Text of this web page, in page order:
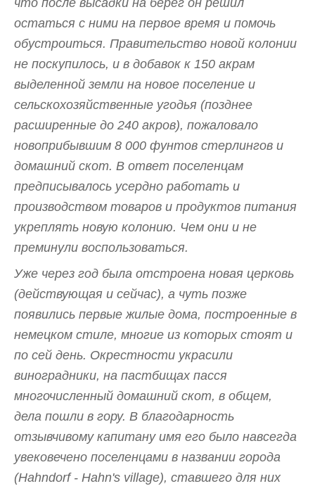
остаться с ними на первое время и помочь
обустроиться. Правительство новой колонии
не поскупилось, и в добавок к 150 акрам
выделенной земли на новое поселение и
сельскохозяйственные угодья (позднее
расширенные до 240 акров), пожаловало
новоприбывшим 8 000 фунтов стерлингов и
домашний скот. В ответ поселенцам
предписывалось усердно работать и
производством товаров и продуктов питания
укреплять новую колонию. Чем они и не
преминули воспользоваться.
Уже через год была отстроена новая церковь
(действующая и сейчас), а чуть позже
появились первые жилые дома, построенные в
немецком стиле, многие из которых стоят и
по сей день. Окрестности украсили
виноградники, на пастбищах пасся
многочисленный домашний скот, в общем,
дела пошли в гору. В благодарность
отзывчивому капитану имя его было навсегда
увековечено поселенцами в названии города
(Hahndorf - Hahn's village), ставшего для них